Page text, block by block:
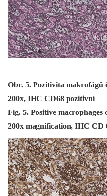
Obr. 5. Pozitivita makrofágů
200x, IHC CD68 pozitivní
Fig. 5. Positive macrophages
200x magnification, IHC CD